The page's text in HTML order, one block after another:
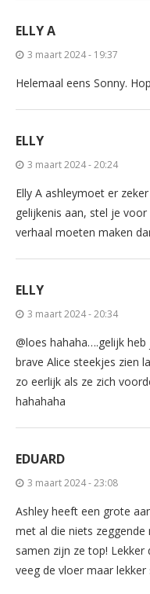
ELLY A
3 maart 2024 - 19:37
Helemaal eens Sonny.
ELLY
3 maart 2024 - 20:24
Elly A ashleymoet er
gelijkenis aan, stel je
verhaal moeten maken
ELLY
3 maart 2024 - 20:34
@loes hahaha….gelijk
brave Alice steekjes zien
zo eerlijk als ze zich
hahahaha
EDUARD
3 maart 2024 - 23:08
Ashley heeft een grote
met al die niets zeggende
samen zijn ze top!
veeg de vloer maar lekker